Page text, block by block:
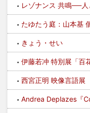
レゾナンス 共鳴──人
たゆたう庭：山本基
きょう・せい
伊藤若冲 特別展「百
西宮正明 映像言語展
Andrea Deplazes『